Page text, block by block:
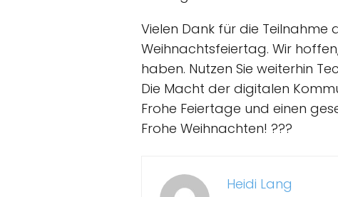
Vielen Dank für die Teilnahme
Weihnachtsfeiertag. Wir
haben. Nutzen Sie weiterhin
Die Macht der digitalen
Frohe Feiertage und einen
Frohe Weihnachten! ???
Heidi Lang